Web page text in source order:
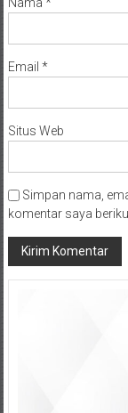
Email *
Situs Web
Simpan nama,
komentar saya